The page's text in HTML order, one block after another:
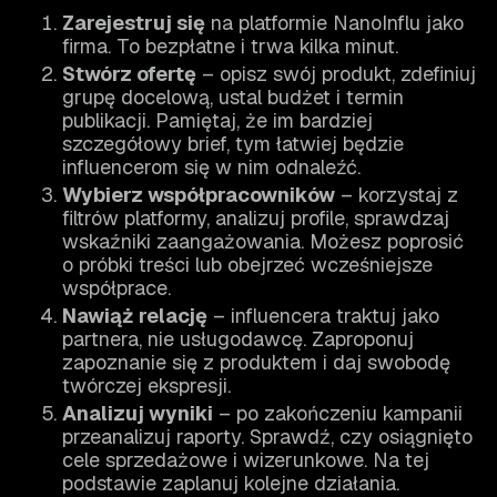
Zarejestruj się na platformie NanoInflu jako
firma. To bezpłatne i trwa kilka minut.
Stwórz ofertę – opisz swój produkt, zdefiniuj
grupę docelową, ustal budżet i termin
publikacji. Pamiętaj, że im bardziej
szczegółowy brief, tym łatwiej będzie
influencerom się w nim odnaleźć.
Wybierz współpracowników – korzystaj z
filtrów platformy, analizuj profile, sprawdzaj
wskaźniki zaangażowania. Możesz poprosić
o próbki treści lub obejrzeć wcześniejsze
współprace.
Nawiąż relację – influencera traktuj jako
partnera, nie usługodawcę. Zaproponuj
zapoznanie się z produktem i daj swobodę
twórczej ekspresji.
Analizuj wyniki – po zakończeniu kampanii
przeanalizuj raporty. Sprawdź, czy osiągnięto
cele sprzedażowe i wizerunkowe. Na tej
podstawie zaplanuj kolejne działania.